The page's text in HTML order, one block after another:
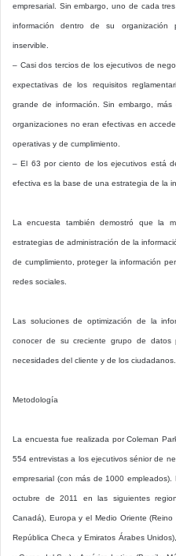
empresarial. Sin embargo, uno de cada
información dentro de su organización
inservible.
– Casi dos tercios de los ejecutivos de
expectativas de los requisitos
grande de información. Sin embargo,
organizaciones no eran efectivas en
operativas y de cumplimiento.
– El 63 por ciento de los ejecutivos está
efectiva es la base de una estrategia de la
La encuesta también demostró que la
estrategias de administración de la
de cumplimiento, proteger la información
redes sociales.
Las soluciones de optimización de la
conocer de su creciente grupo de datos
necesidades del cliente y de los ciudadanos.
Metodología
La encuesta fue realizada por Coleman
554 entrevistas a los ejecutivos sénior de
empresarial (con más de 1000
octubre de 2011 en las siguientes
Canadá), Europa y el Medio Oriente (Reino
República Checa y Emiratos Árabes